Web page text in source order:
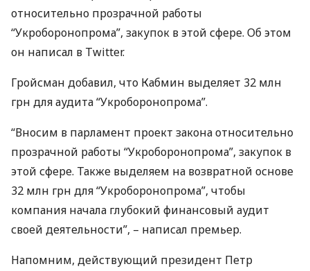
относительно прозрачной работы
“Укроборонопрома”, закупок в этой сфере. Об этом
он написал в Twitter.
Гройсман добавил, что Кабмин выделяет 32 млн
грн для аудита “Укроборонопрома”.
“Вносим в парламент проект закона относительно
прозрачной работы “Укроборонопрома”, закупок в
этой сфере. Также выделяем на возвратной основе
32 млн грн для “Укроборонопрома”, чтобы
компания начала глубокий финансовый аудит
своей деятельности”, – написал премьер.
Напомним, действующий президент Петр